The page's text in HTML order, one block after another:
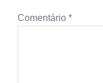
Comentário *